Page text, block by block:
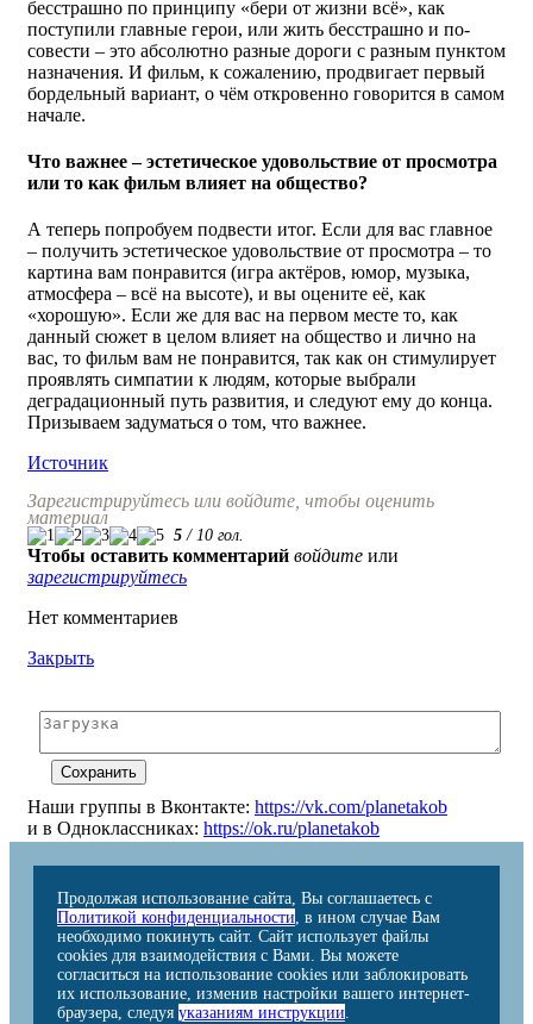
бесстрашно по принципу «бери от жизни всё», как
поступили главные герои, или жить бесстрашно и по-
совести – это абсолютно разные дороги с разным пунктом
назначения. И фильм, к сожалению, продвигает первый
бордельный вариант, о чём откровенно говорится в самом
начале.
Что важнее – эстетическое удовольствие от просмотра
или то как фильм влияет на общество?
А теперь попробуем подвести итог. Если для вас главное
– получить эстетическое удовольствие от просмотра – то
картина вам понравится (игра актёров, юмор, музыка,
атмосфера – всё на высоте), и вы оцените её, как
«хорошую». Если же для вас на первом месте то, как
данный сюжет в целом влияет на общество и лично на
вас, то фильм вам не понравится, так как он стимулирует
проявлять симпатии к людям, которые выбрали
деградационный путь развития, и следуют ему до конца.
Призываем задуматься о том, что важнее.
Источник
Зарегистрируйтесь или войдите, чтобы оценить
материал
5 / 10 гол.
Чтобы оставить комментарий войдите или
зарегистрируйтесь
Нет комментариев
Закрыть
Наши группы в Вконтакте: https://vk.com/planetakob
и в Одноклассниках: https://ok.ru/planetakob
Продолжая использование сайта, Вы соглашаетесь с
Политикой конфиденциальности, в ином случае Вам
необходимо покинуть сайт. Сайт использует файлы
cookies для взаимодействия с Вами. Вы можете
согласиться на использование cookies или заблокировать
их использование, изменив настройки вашего интернет-
браузера, следуя указаниям инструкции.